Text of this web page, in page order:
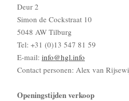
Deur 2
Simon de Cockstraat 10
5048 AW Tilburg
Tel: +31 (0)13 547 81 59
E-mail: info@hgl.info
Contact personen: Alex van
Openingstijden verkoop